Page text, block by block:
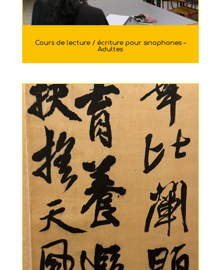
Cours de lecture / écriture pour sinophones –
Adultes